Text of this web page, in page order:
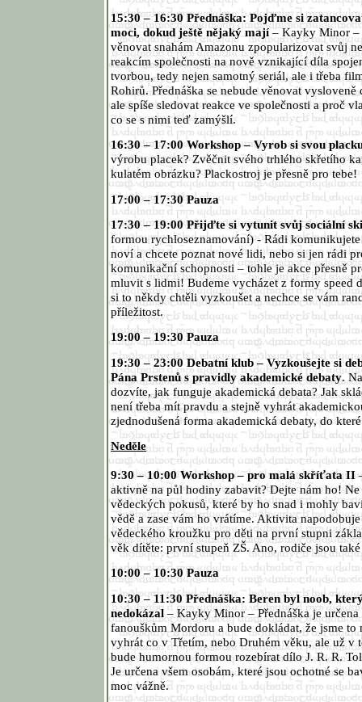
15:30 – 16:30 Přednáška: Pojďme si
moci, dokud ještě nějaký mají– Kayky Minor –
věnovat snahám Amazonu zpopularizovat svůj
reakcím společnosti na nově vznikající díla
tvorbou, tedy nejen samotný seriál, ale i třeba
Rohirů. Přednáška se nebude věnovat
ale spíše sledovat reakce ve společnosti a proč
co se s nimi teď zamýšlí.
16:30 – 17:00 Workshop – Vyrob si svou
výrobu placek? Zvěčnit svého trhlého skřetího
kulatém obrázku? Plackostroj je přesně pro tebe!
17:00 – 17:30 Pauza
17:30 – 19:00 Přijďte si vytunit svůj sociální
formou rychloseznamování) - Rádi
noví a chcete poznat nové lidi, nebo si jen rádi
komunikační schopnosti – tohle je akce přesně
mluvit s lidmi! Budeme vycházet z formy speed
si to někdy chtěli vyzkoušet a nechce se vám
příležitost.
19:00 – 19:30 Pauza
19:30 – 23:00 Debatní klub – Vyzkoušejte si
Pána Prstenů s pravidly akademické debaty.
dozvíte, jak funguje akademická debata? Jak
není třeba mít pravdu a stejně vyhrát
zjednodušená forma akademická debaty, do
Neděle
9:30 – 10:00 Workshop – pro malá skříťata II
aktivně na půl hodiny zabavit? Dejte nám ho!
vědeckých pokusů, které by ho snad i mohly
vědě a zase vám ho vrátíme. Aktivita
vědeckého kroužku pro děti na první stupni
věk dítěte: první stupeň ZŠ. Ano, rodiče jsou
10:00 – 10:30 Pauza
10:30 – 11:30 Přednáška: Beren byl noob,
nedokázal – Kayky Minor – Přednáška je
fanouškům Mordoru a bude dokládat, že jsme to
vyhrát co v Třetím, nebo Druhém věku, ale už v
bude humornou formou rozebírat dílo J. R. R.
Je určena všem osobám, které jsou ochotné se
moc vážně.